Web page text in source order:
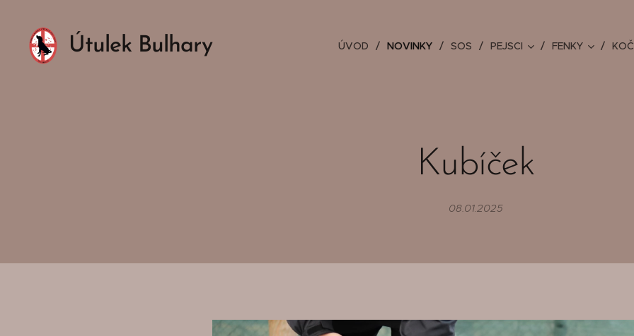
Útulek Bulhary ÚVOD NOVINKY SOS PEJSCI FENKY
Kubíček
08.01.2025